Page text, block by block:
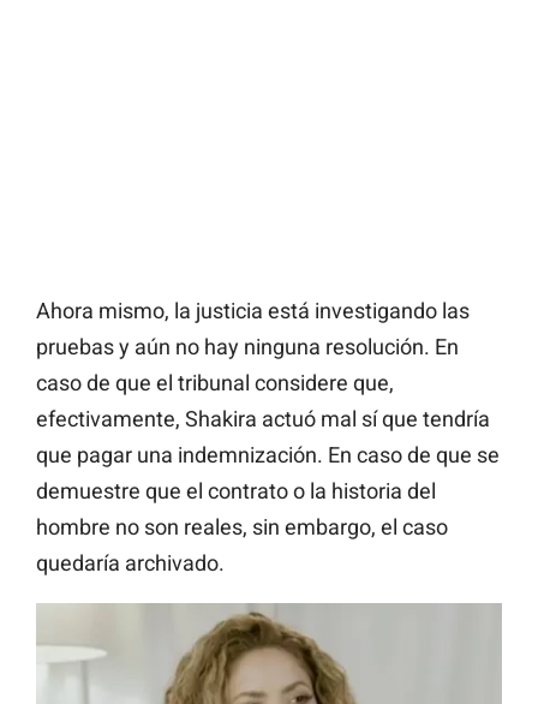
Ahora mismo, la justicia está investigando las
pruebas y aún no hay ninguna resolución. En
caso de que el tribunal considere que,
efectivamente, Shakira actuó mal sí que tendría
que pagar una indemnización. En caso de que se
demuestre que el contrato o la historia del
hombre no son reales, sin embargo, el caso
quedaría archivado.